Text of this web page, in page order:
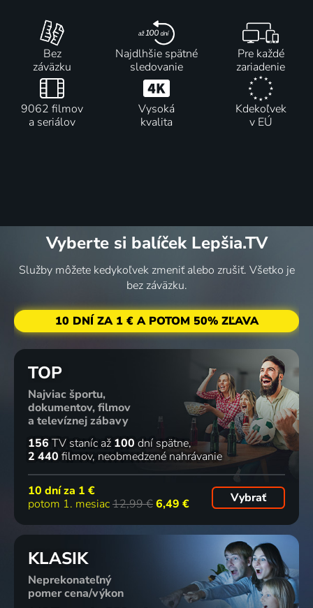
Bez
záväzku
Najdlhšie spätné
sledovanie
Pre každé
zariadenie
9062 filmov
a seriálov
Vysoká
kvalita
Kdekoľvek
v EÚ
Vyberte si balíček Lepšia.TV
Služby môžete kedykoľvek zmeniť alebo zrušiť. Všetko je
bez záväzku.
10 DNÍ ZA 1 € A POTOM 50% ZĽAVA
TOP
Najviac športu,
dokumentov, filmov
a televíznej zábavy
156 TV staníc až 100 dní spätne
2 440 filmov neobmedzené nahrávanie
10 dní za 1 €
potom 1. mesiac12,99 €6,49 € Vybrať
KLASIK
Neprekonateľný
pomer cena/výkon